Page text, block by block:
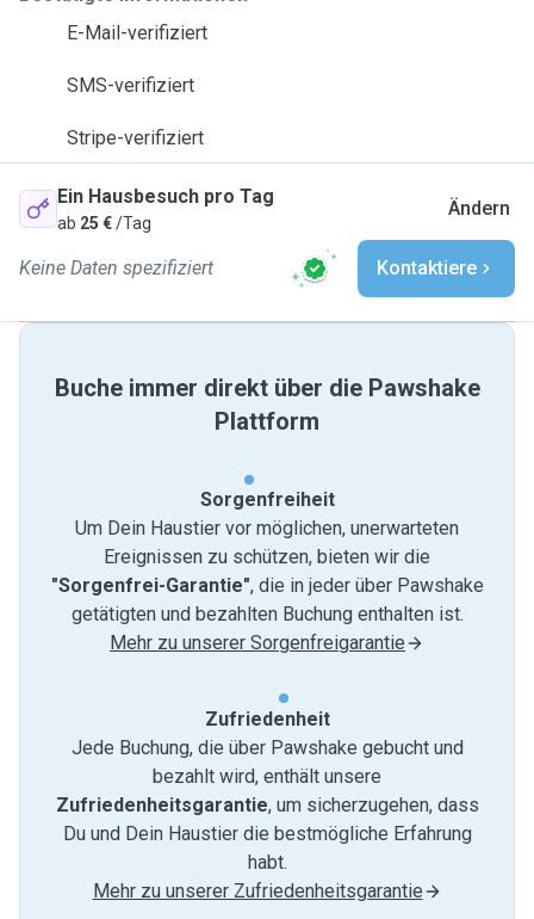
E-Mail-verifiziert
SMS-verifiziert
Stripe-verifiziert
Ein Hausbesuch pro Tag
ab 25 €/Tag
Ändern
Keine Daten spezifiziert Kontaktiere
Buche immer direkt über die Pawshake
Plattform
Sorgenfreiheit
Um Dein Haustier vor möglichen, unerwarteten
Ereignissen zu schützen, bieten wir die
"Sorgenfrei-Garantie", die in jeder über Pawshake
getätigten und bezahlten Buchung enthalten ist.
Mehr zu unserer Sorgenfreigarantie
Zufriedenheit
Jede Buchung, die über Pawshake gebucht und
bezahlt wird, enthält unsere
Zufriedenheitsgarantie, um sicherzugehen, dass
Du und Dein Haustier die bestmögliche Erfahrung
habt.
Mehr zu unserer Zufriedenheitsgarantie